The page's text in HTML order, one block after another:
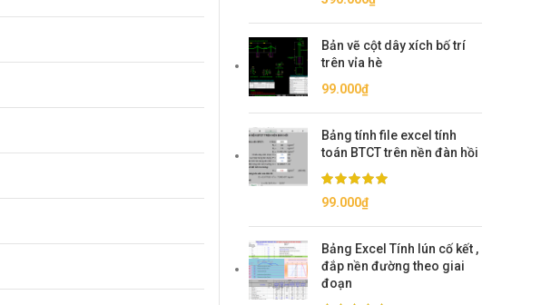
Bản vẽ cột dây xích bố trí
trên vỉa hè
99.000₫
Bảng tính file excel tính
toán BTCT trên nền đàn hồi
99.000₫
Bảng Excel Tính lún cố kết ,
đắp nền đường theo giai
đoạn